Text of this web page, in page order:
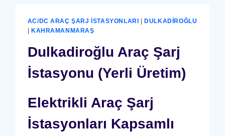
AC/DC ARAÇ ŞARJ İSTASYONLARI
DULKADIROĞLU
KAHRAMANMARAŞ
Dulkadiroğlu Araç Şarj
İstasyonu (Yerli Üretim)
Elektrikli Araç Şarj
İstasyonları Kapsamlı